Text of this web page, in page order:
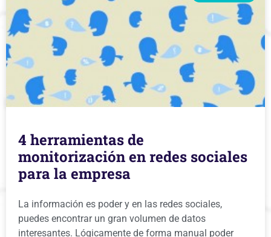
4 herramientas de
monitorización en redes sociales
para la empresa
La información es poder y en las redes sociales,
puedes encontrar un gran volumen de datos
interesantes. Lógicamente de forma manual poder